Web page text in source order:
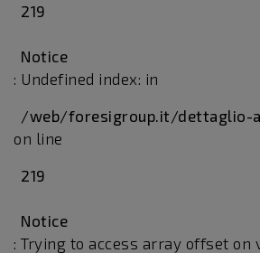
219
Notice
: Undefined index: in
/web/foresigroup.it/dettaglio-
on line
219
Notice
: Trying to access array offset on